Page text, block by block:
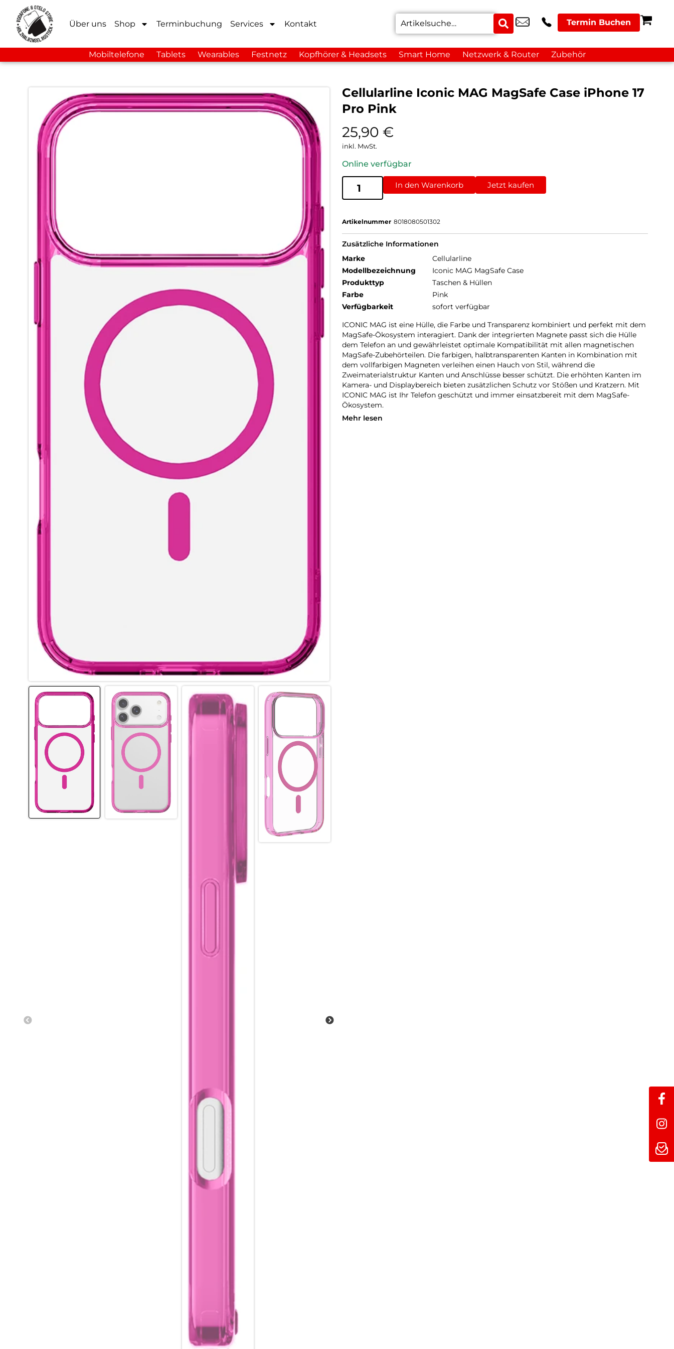
Über uns Shop Terminbuchung Services Kontakt Termin Buchen
Mobiltelefone Tablets Wearables Festnetz Kopfhörer & Headsets Smart Home Netzwerk & Router Zubehör
Cellularline Iconic MAG MagSafe Case iPhone 17
Pro Pink
25,90 €
inkl. MwSt.
Online verfügbar
In den Warenkorb Jetzt kaufen
Artikelnummer 8018080501302
Zusätzliche Informationen
Marke
Cellularline
Modellbezeichnung
Iconic MAG MagSafe Case
Produkttyp
Taschen & Hüllen
Farbe
Pink
Verfügbarkeit
sofort verfügbar
ICONIC MAG ist eine Hülle, die Farbe und Transparenz kombiniert und perfekt mit dem
MagSafe-Ökosystem interagiert. Dank der integrierten Magnete passt sich die Hülle
dem Telefon an und gewährleistet optimale Kompatibilität mit allen magnetischen
MagSafe-Zubehörteilen. Die farbigen, halbtransparenten Kanten in Kombination mit
dem vollfarbigen Magneten verleihen einen Hauch von Stil, während die
Zweimaterialstruktur Kanten und Anschlüsse besser schützt. Die erhöhten Kanten im
Kamera- und Displaybereich bieten zusätzlichen Schutz vor Stößen und Kratzern. Mit
ICONIC MAG ist Ihr Telefon geschützt und immer einsatzbereit mit dem MagSafe-
Ökosystem.
Mehr lesen